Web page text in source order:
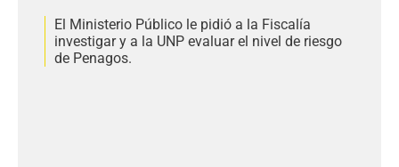
El Ministerio Público le pidió a la Fiscalía
investigar y a la UNP evaluar el nivel de riesgo
de Penagos.